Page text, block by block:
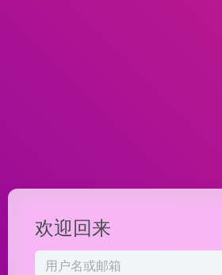
欢迎回来